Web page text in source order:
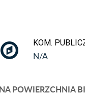
KOM.
N/A
POWIERZCHNIA